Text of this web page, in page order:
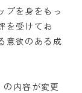
プを身をもっ
を受けてお
意欲のある成
内容が変更